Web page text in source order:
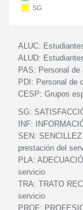
SG
ALUC:
ALUD:
PAS: Personal
PDI: Personal de
CESP: Grupos
SG:
INF:
SEN:
prestación del
PLA:
servicio
TRA: TRATO
servicio
PROF: